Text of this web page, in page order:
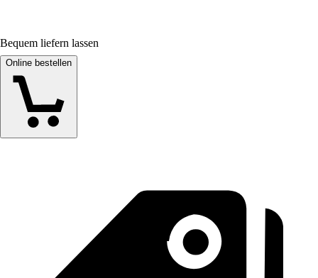
Bequem liefern lassen
Online bestellen